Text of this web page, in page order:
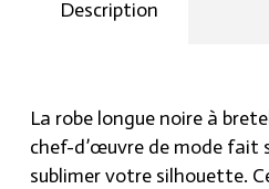
Ne tardez plus !
noire aux bretelles
briller de mille feux à
Description
La robe longue noire à
chef-d’œuvre de mode fait
sublimer votre silhouette.